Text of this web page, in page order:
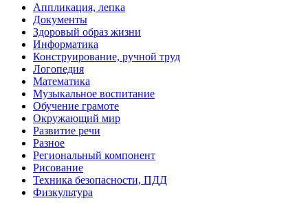
Аппликация, лепка
Документы
Здоровый образ жизни
Информатика
Конструирование, ручной труд
Логопедия
Математика
Музыкальное воспитание
Обучение грамоте
Окружающий мир
Развитие речи
Разное
Региональный компонент
Рисование
Техника безопасности, ПДД
Физкультура